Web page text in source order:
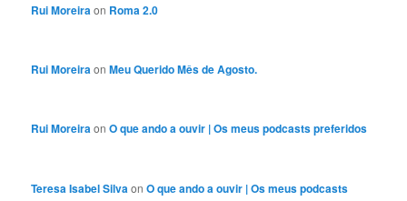
Rui Moreiraon Roma 2.0
Rui MoreiraonMeu Querido Mês de Agosto.
Rui MoreiraonO que ando a ouvir | Os meus podcasts preferidos
Teresa Isabel SilvaonO que ando a ouvir | Os meus podcasts